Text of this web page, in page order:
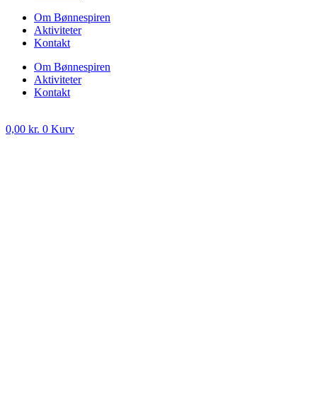
Om Bønnespiren
Aktiviteter
Kontakt
Om Bønnespiren
Aktiviteter
Kontakt
0,00 kr. 0 Kurv